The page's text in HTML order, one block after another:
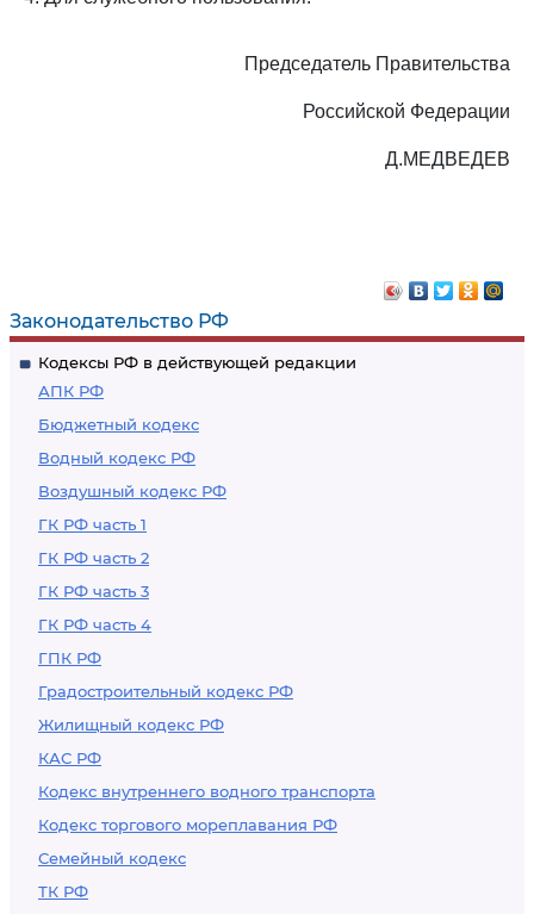
Законодательство РФ
Кодексы РФ в действующей редакции
АПК РФ
Бюджетный кодекс
Водный кодекс РФ
Воздушный кодекс РФ
ГК РФ часть 1
ГК РФ часть 2
ГК РФ часть 3
ГК РФ часть 4
ГПК РФ
Градостроительный кодекс РФ
Жилищный кодекс РФ
КАС РФ
Кодекс внутреннего водного транспорта
Кодекс торгового мореплавания РФ
Семейный кодекс
ТК РФ
Председатель Правительства
Российской Федерации
Д.МЕДВЕДЕВ